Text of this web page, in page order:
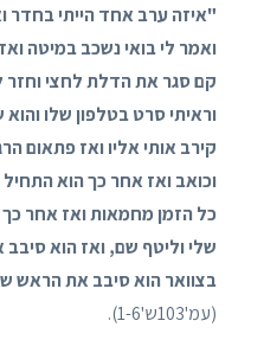
"איזה ערב אחד הייתי בחדר
ואמר לי בואי נשכב במיטה
קם סגר את הדלת לחצי וחזר
וראיתי סרט בטלפון שלו
קירב אותי אליו ואז פתאום
וכואב ואז אחר כך הוא
כל הזמן מחמאות ואז אחר
שלי וליטף שם, ואז הוא סיבב
בצוואר הוא סיבב את הראש
(עמ'103ש'1-6).